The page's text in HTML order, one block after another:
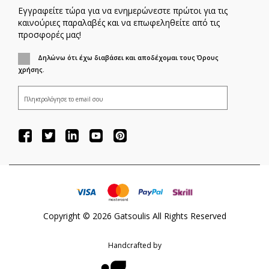
Εγγραφείτε τώρα για να ενημερώνεστε πρώτοι για τις
καινούριες παραλαβές και να επωφεληθείτε από τις
προσφορές μας!
Δηλώνω ότι έχω διαβάσει και αποδέχομαι τους Όρους
χρήσης.
ΕΓΓΡΑΦΗ
Copyright © 2026 Gatsoulis All Rights Reserved
Handcrafted by